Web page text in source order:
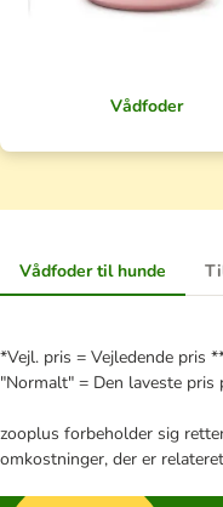
Vådfoder
Vådfoder til hunde
*Vejl. pris = Vejledende pris
"Normalt" = Den laveste pris
zooplus forbeholder sig
omkostninger, der er